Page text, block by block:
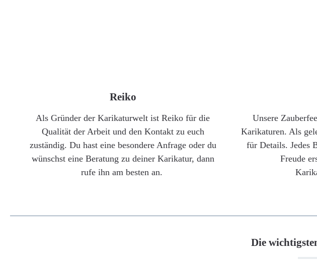
Reiko
Als Gründer der Karikaturwelt ist Reiko für die
Qualität der Arbeit und den Kontakt zu euch
zuständig. Du hast eine besondere Anfrage oder du
wünschst eine Beratung zu deiner Karikatur, dann
rufe ihn am besten an.
Unsere
Karikaturen. Als
für Details. Jedes
Freude
Die